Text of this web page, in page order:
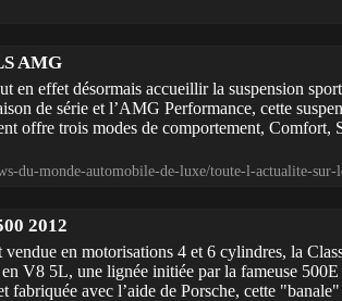
AMG
en effet désormais accueillir la suspension
de série et l’AMG Performance, cette
offre trois modes de comportement, Comfort,
du-monde-automobile-de-luxe/toute-l-actualite-
2012
vendue en motorisations 4 et 6 cylindres, la
V8 5L, une lignée initiée par la fameuse
fabriquée avec l’aide de Porsche, cette